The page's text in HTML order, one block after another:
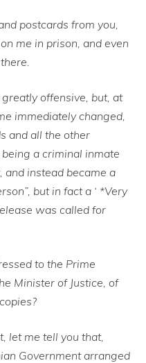
postcards from you,
me in prison, and even
offensive, but, at
immediately changed,
and all the other
a criminal inmate
and instead became a
but in fact a ‘ *Very
was called for
to the Prime
Minister of Justice, of
let me tell you that,
Government arranged